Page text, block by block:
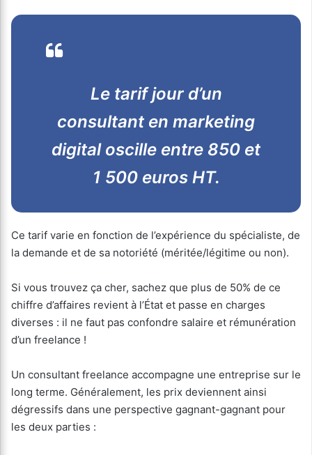
Le tarif jour d’un
consultant en marketing
digital oscille entre 850 et
1 500 euros HT.
Ce tarif varie en fonction de l’expérience du spécialiste, de
la demande et de sa notoriété (méritée/légitime ou non).
Si vous trouvez ça cher, sachez que plus de 50% de ce
chiffre d’affaires revient à l’État et passe en charges
diverses : il ne faut pas confondre salaire et rémunération
d’un freelance !
Un consultant freelance accompagne une entreprise sur le
long terme. Généralement, les prix deviennent ainsi
dégressifs dans une perspective gagnant-gagnant pour
les deux parties :